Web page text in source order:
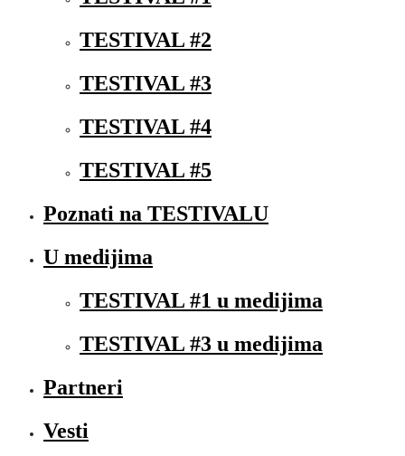
TESTIVAL #2
TESTIVAL #3
TESTIVAL #4
TESTIVAL #5
Poznati na TESTIVALU
U medijima
TESTIVAL #1 u medijima
TESTIVAL #3 u medijima
Partneri
Vesti